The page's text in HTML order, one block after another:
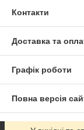
Контакти
Доставка та
Графік роботи
Повна версія
Сайт створено